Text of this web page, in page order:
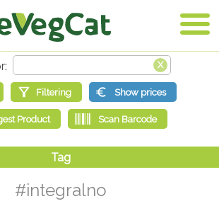
#integralno